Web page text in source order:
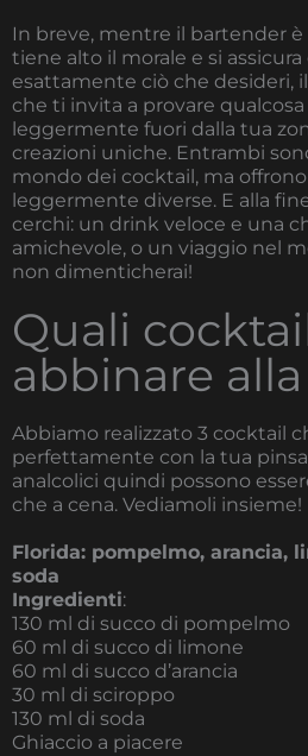
In breve, mentre il bartender è
tiene alto il morale e si
esattamente ciò che desideri,
che ti invita a provare
leggermente fuori dalla tua
creazioni uniche. Entrambi
mondo dei cocktail, ma
leggermente diverse. E alla
cerchi: un drink veloce e una
amichevole, o un viaggio nel
non dimenticherai!
Quali
abbinare
Abbiamo realizzato 3 cocktail
perfettamente con la tua
analcolici quindi possono
che a cena. Vediamoli insieme!
Florida: pompelmo, arancia,
soda
Ingredienti:
130 ml di succo di pompelmo
60 ml di succo di limone
60 ml di succo d’arancia
30 ml di sciroppo
130 ml di soda
Ghiaccio a piacere